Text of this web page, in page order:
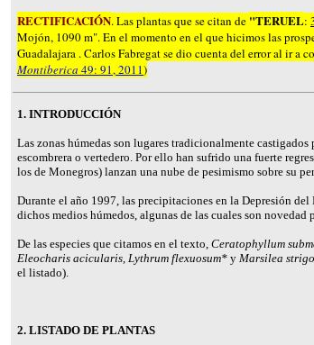
RECTIFICACIÓN. Las plantas que se citan de "TERUEL:
Mojón, 1090 m". En el momento en el que hicimos las
Guadalajara . Carlos Fabregat se dio cuenta del error al ir a
Montiberica 49: 91, 2011)
1. INTRODUCCIÓN
Las zonas húmedas son lugares tradicionalmente
escombrera o vertedero. Por ello han sufrido una fuerte
los de Monegros) lanzan una nube de pesimismo sobre su
Durante el año 1997, las precipitaciones en la Depresión
dichos medios húmedos, algunas de las cuales son
De las especies que citamos en el texto, Ceratophyllum
Eleocharis acicularis, Lythrum flexuosum* y Marsilea
el listado).
2. LISTADO DE PLANTAS